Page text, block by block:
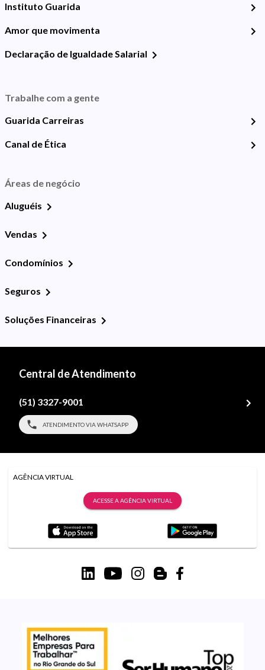
Instituto Guarida
Amor que movimenta
Declaração de Igualdade Salarial
Trabalhe com a gente
Guarida Carreiras
Canal de Ética
Áreas de negócio
Aluguéis
Vendas
Condomínios
Seguros
Soluções Financeiras
Central de Atendimento
(51) 3327-9001
ATENDIMENTO VIA WHATSAPP
AGÊNCIA VIRTUAL
ACESSE A AGÊNCIA VIRTUAL